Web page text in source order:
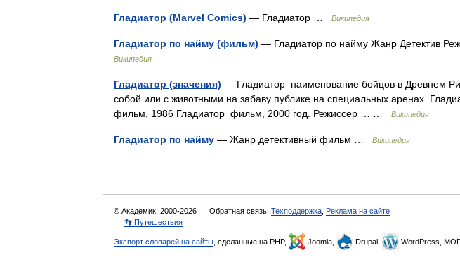
Гладиатор (Marvel Comics) — Гладиатор … Википедия
Гладиатор по найму (фильм) — Гладиатор по найму Жанр Детектив
Википедия
Гладиатор (значения) — Гладиатор наименование бойцов в Древнем
собой или с животными на забаву публике на специальных аренах.
фильм, 1986 Гладиатор фильм, 2000 год. Режиссёр … …
Википедия
Гладиатор по найму — Жанр детективный фильм … Википедия
© Академик, 2000-2026 Обратная связь: Техподдержка Реклама на сайте
👣 Путешествия
Экспорт словарей на сайты , сделанные на PHP, Joomla, Drupal, WordPress,